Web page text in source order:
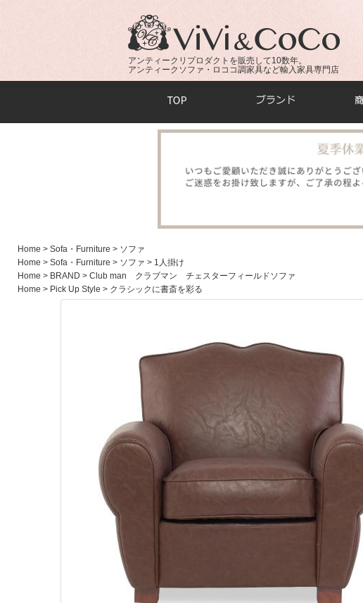
アンティークリプロダクトを販売して10数年。
アンティークソファ・ロココ調家具など輸入家具専門店
Home > Sofa・Furniture > ソファ
Home > Sofa・Furniture > ソファ > 1人掛け
Home > BRAND > Club man クラブマン チェスターフィールドソファ
Home > Pick Up Style > クラシックに書斎を彩る